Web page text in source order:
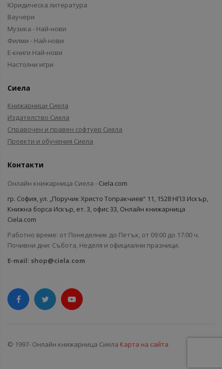
Юридическа литература
Ваучери
Музика - Най-нови
Филми - Най-нови
Е-книги Най-нови
Настолни игри
Сиела
Книжарници Сиела
Издателство Сиела
Справочен и правен софтуер Сиела
Проекти и обучения Сиела
Контакти
Онлайн книжарница Сиела - Ciela.com
гр. София, ул. „Поручик Христо Топракчиев“ 11, 1528 НПЗ Искър,
Книжна борса Искър, ет. 3, офис 33, Онлайн книжарница
Ciela.com
Работно време: от Понеделник до Петък, от 09:00 до 17:00 ч.
Почивни дни: Събота, Неделя и официални празници.
E-mail: shop@ciela.com
© 1997- Онлайн книжарница Сиела Карта на сайта